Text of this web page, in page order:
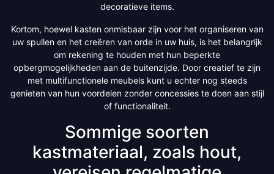
decoratieve items.
Kortom, hoewel kasten onmisbaar zijn voor het organiseren van
uw spullen en het creëren van orde in uw huis, is het belangrijk
om rekening te houden met hun beperkte
opbergmogelijkheden aan de buitenzijde. Door creatief te zijn
met multifunctionele meubels kunt u echter nog steeds
genieten van hun voordelen zonder concessies te doen aan stijl
of functionaliteit.
Sommige soorten
kastmateriaal, zoals hout,